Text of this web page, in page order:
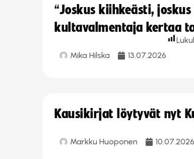
“Joskus kiihkeästi,
kultavalmentaja kertaa
Mika Hilska 13.07.2026
Kausikirjat löytyvät nyt
Markku Huoponen 10.07.2026